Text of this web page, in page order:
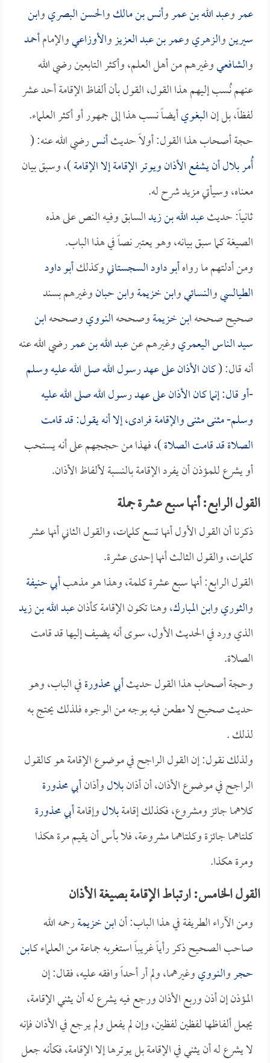
عمروعبد الله بن عمروأنس بن مالكوالحسن البصريوابن
سيرينوالزهريوعمر بن عبد العزيزوالأوزاعيوالإمامأحمد
والشافعيوغيرهم من أهل العلم، وأكثر التابعين رضي الله
عنهم نُسب إليهم هذا القول، القول بأن ألفاظ الإقامة أحد عشر
لفظاً، بل إنالبغويأيضاً نسب هذا إلى جمهور أو أكثر العلماء.
حجة أصحاب هذا القول: أولاً حديثأنسرضي الله عنه: (
أُمربلالأن يشفع الأذان ويوتر الإقامة إلا الإقامة)، وسبق بيان
معناه، وسيأتي مزيد شرح له.
ثانياً: حديثعبد الله بن زيدالسابق وفيه النص على هذه
الصيغة كما سبق بيانه، وهو يعتبر نصاً في هذا الباب.
ومن أدلتهم ما رواهأبو داود السجستانيوكذلكأبو داود
الطيالسيوالنسائيوابن خزيمةوابن حبانوغيرهم بسند
صحيح صححهابن خزيمةوصححهالنوويوصححهابن
سيد الناس اليعمريوغيرهم عنعبد الله بن عمررضي الله عنه
أنه قال: (كان الأذان على عهد رسول الله صل الله عليه وسلم
-أو قال: إنما كان الأذان على عهد رسول الله صلى الله عليه
وسلم- مثنى مثنى والإقامة فرادى، إلا أنه يقول: قد قامت
الصلاة قد قامت الصلاة)، فهذا من حججهم على أنه يستحب
أو يشرع للمؤذن أن يفرد الإقامة بالنسبة لألفاظ الأذان.
القول الرابع: أنها سبع عشرة جملة
ذكرنا أن القول الأول أنها تسع كلمات، والقول الثاني أنها عشر
كلمات، والقول الثالث أنها إحدى عشرة.
القول الرابع: أنها سبع عشرة كلمة، وهذا هو مذهبأبي حنيفة
والثوريوابن المبارك، وهنا تكون الإقامة كأذانعبد الله بن زيد
الذي ورد في الحديث الأول، سوى أنه يضيف إليها قد قامت
الصلاة.
وحجة أصحاب هذا القول حديثأبي محذورةفي الباب، وهو
حديث صحيح لا مطعن فيه بوجه من الوجوه فلذلك يحتج به
لذلك .
ولذلك نقول: إن القول الراجح في موضوع الإقامة هو كالقول
الراجح في موضوع الأذان، أن أذانبلالوأذانأبي محذورة
كلاهما جائز ومشروع، فكذلك إقامةبلالوإقامةأبي محذورة
كلتاهما جائزة وكلتاهما مشروعة، فلا بأس أن يقيم مرة هكذا
ومرة هكذا.
القول الخامس: ارتباط الإقامة بصيغة الأذان
ومن الآراء الطريفة في هذا الباب: أنابن خزيمةرحمه الله
صاحب الصحيح ذكر رأياً غريباً استغربه جماعة من العلماء كـابن
حجروالنوويوغيرهما، ولم أر أحداً وافقه عليه، فقال: إن
المؤذن إن أذن وربع الأذان ورجع فيه يشرع له أن يثني الإقامة،
يجعل ألفاظها لفظين لفظين، وإن لم يفعل ولم يرجع في الأذان فإنه
لا يشرع له أن يثني في الإقامة بل يوترها إلا الإقامة، فكأنه جعل